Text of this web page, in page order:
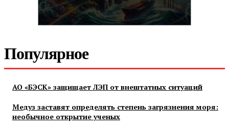
Популярное
АО «БЭСК» защищает ЛЭП от внештатных ситуаций
Медуз заставят определять степень загрязнения моря:
необычное открытие ученых